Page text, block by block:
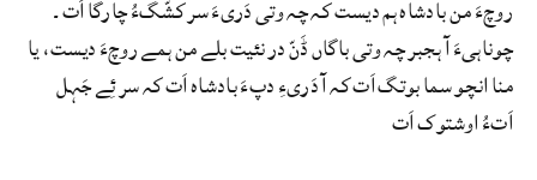
روچءَ من بادشاہ ہم دیست کہ چہ وتی دَریءَ سر کشّگءُ چارگا اَت۔
چوناہیءَ آ ہجبر چہ وتی باگاں ڈَنّ در نئیت بلے من ہمے روچءَ دیست، یا
منا انچو سما بوتگ اَت کہ آ دَریءِ دپءَ بادشاہ اَت کہ سر ئِے جَہل
اَتءُ اوشتوک اَت